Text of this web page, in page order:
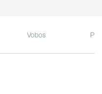
Vobos